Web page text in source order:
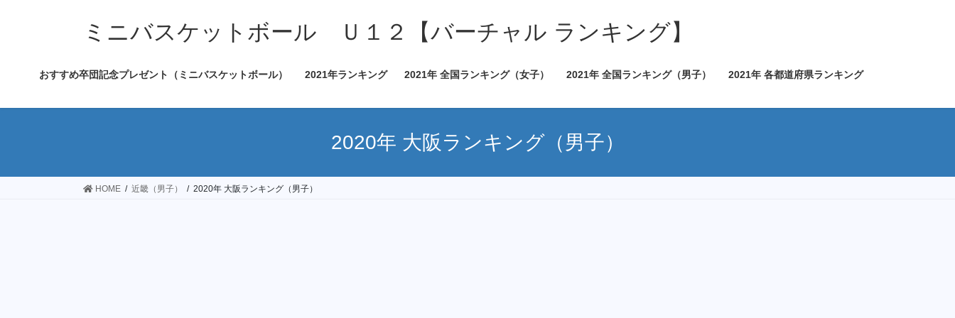
ス
ン
ミニバスケットボール Ｕ１２【バーチャル ランキング】
おすすめ卒団記念プレゼント（ミニバスケットボール） 2021年ランキング 2021年 全国ランキング（女子） 2021年 全国ランキング（男子） 2021年 各都道府県ランキング
2020年 大阪ランキング（男子）
HOME 近畿（男子） 2020年 大阪ランキング（男子）